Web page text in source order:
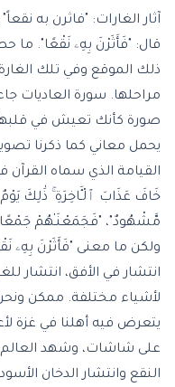
آثار الغارات: "فاثرن به
قال: "فَأَثَرْنَ بِهِۦ نَقْعًا". ما
ذلك الموقع وفي تلك
مراحلها. سورة العاديات
صورة كأنك تعيش في قلبها
يحمل معاني كما ذكرنا
القيامة الذي سماه القرآن
خَافَ عَذَابَ ٱلْـَٔاخِرَةِ ۚ ذَٰلِكَ
مَّشْهُودٌ"، "فَجَمَعْنَـٰهُمْ
ولكن ما معنى "فَأَثَرْنَ بِهِۦ
انتشار في الأفق، انتشار
لأشياء مختلفة. ممكن
يتعرض فيه أهلنا في غزة
على شاشات، وشهد
النقع وانتشار الدخان